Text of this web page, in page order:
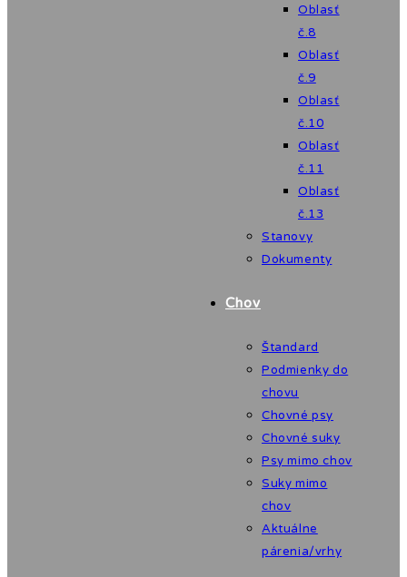
Oblasť
č.8
Oblasť
č.9
Oblasť
č.10
Oblasť
č.11
Oblasť
č.13
Stanovy
Dokumenty
Chov
Štandard
Podmienky do
chovu
Chovné psy
Chovné suky
Psy mimo chov
Suky mimo
chov
Aktuálne
párenia/vrhy